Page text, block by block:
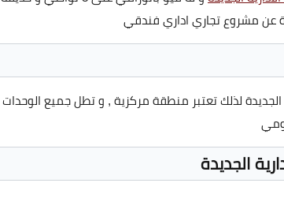
لذلك تعتبر منطقة مركزية , و تطل جميع الوحدات
الجديدة